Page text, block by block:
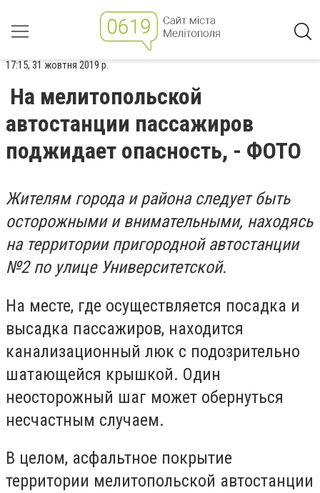
17:15, 31 жовтня 2019 р.
На мелитопольской
автостанции пассажиров
поджидает опасность, - ФОТО
Жителям города и района следует быть
осторожными и внимательными, находясь
на территории пригородной автостанции
№2 по улице Университетской.
На месте, где осуществляется посадка и
высадка пассажиров, находится
канализационный люк с подозрительно
шатающейся крышкой. Один
неосторожный шаг может обернуться
несчастным случаем.
В целом, асфальтное покрытие
территории мелитопольской автостанции